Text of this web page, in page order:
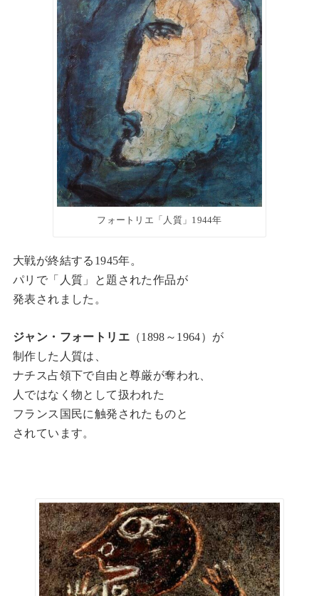
フォートリエ「人質」1944年
大戦が終結する1945年。
パリで「人質」と題された作品が
発表されました。
ジャン・フォートリエ（1898～1964）が
制作した人質は、
ナチス占領下で自由と尊厳が奪われ、
人ではなく物として扱われた
フランス国民に触発されたものと
されています。